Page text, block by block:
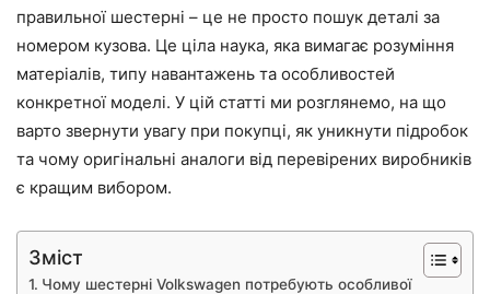
правильної шестерні – це не просто пошук деталі за
номером кузова. Це ціла наука, яка вимагає розуміння
матеріалів, типу навантажень та особливостей
конкретної моделі. У цій статті ми розглянемо, на що
варто звернути увагу при покупці, як уникнути підробок
та чому оригінальні аналоги від перевірених виробників
є кращим вибором.
Зміст
Чому шестерні Volkswagen потребують особливої